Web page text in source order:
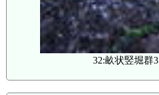
32:畝状竪堀群3